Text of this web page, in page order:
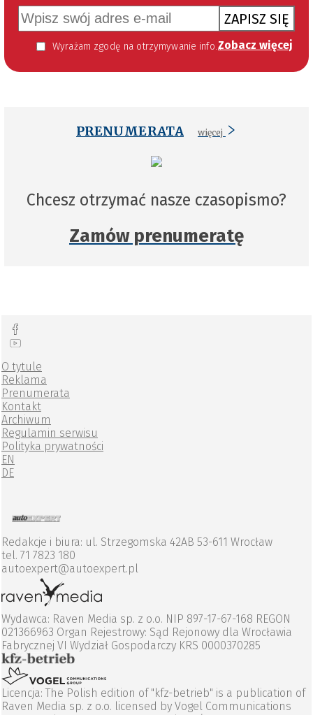
ZAPISZ SIĘ
Wyrażam zgodę na otrzymywanie informacji handlowej kierowanej do mnie za pomocą środków komunikacji elektronicznej w szczególności poczty elektronicznej zgodnie z przepisem art. 10 ust 2 ustawy z dnia 18 lipca 2002 roku o świadczeniu usług drogą elektroniczną (Dz. U. 144 z 2002 r. poz. 1204). Zgoda jest dobrowolna, jednak jej wyrażenie jest konieczne, aby otrzymywać newsletter. Zobacz więcej
PRENUMERATA więcej
Chcesz otrzymać nasze czasopismo?
Zamów prenumeratę
O tytule
Reklama
Prenumerata
Kontakt
Archiwum
Regulamin serwisu
Polityka prywatności
EN
DE
Redakcje i biura: ul. Strzegomska 42AB 53-611 Wrocław
tel. 71 7823 180
autoexpert@autoexpert.pl
Wydawca: Raven Media sp. z o.o. NIP 897-17-67-168 REGON
021366963 Organ Rejestrowy: Sąd Rejonowy dla Wrocławia
Fabrycznej VI Wydział Gospodarczy KRS 0000370285
Licencja: The Polish edition of "kfz-betrieb" is a publication of
Raven Media sp. z o.o. licensed by Vogel Communications